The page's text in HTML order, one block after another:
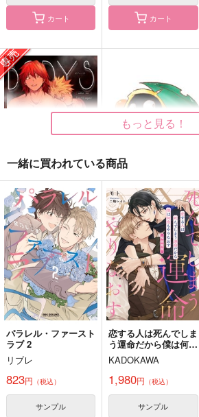
一家に一匹だいなまち
ゃん！2
ころころ。
1,430 （税込）
OOGGG1!!!
1,000円（税込）
ホークス×エンデヴァー
明けるまで。
ナポリタンの辞書
1,100円（税込）
鳥ホのほん2
WEG
290円（税込）
ホークス×エンデヴァー
カート カート
BODYS・汗と筋肉特
化烈爆写真集
泥酔ペコラ
専売 1,650円（税込）
僕のヒーローアカデミア
切島鋭児郎×爆豪勝己
サンプル
ファットさんのアンブ
レラマーカー
星屑ペコー
715円（税込）
僕のヒーローアカデミア
ファットガム
サンプル
カート
もっと見る！
一緒に買われている商品
パラレル・ファースト
ラブ 2
リブレ
823円 （税込）
サンプル
恋する人は死んでしま
う運命だから僕は何度
もやりなおす 輪廻魔
術
KADOKAWA
1,980円 （税込）
サンプル